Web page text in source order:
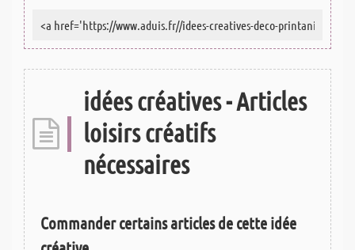
idées créatives - Articles
loisirs créatifs
nécessaires
Commander certains articles de cette idée